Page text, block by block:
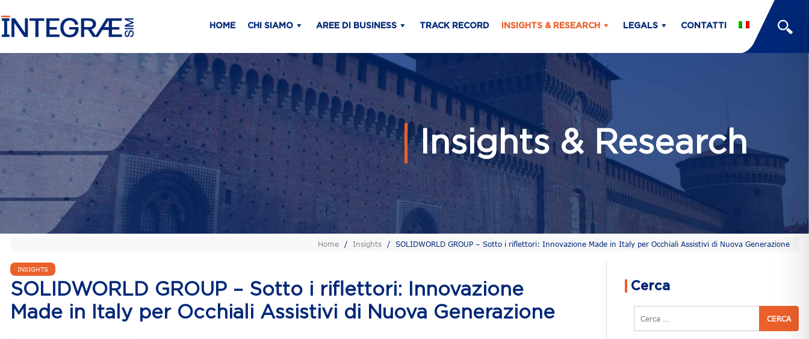
HOME CHI SIAMO AREE DI BUSINESS TRACK RECORD INSIGHTS & RESEARCH LEGALS CONTATTI
Insights & Research
Home / Insights / SOLIDWORLD GROUP – Sotto i riflettori: Innovazione Made in Italy per Occhiali Assistivi di Nuova Generazione
INSIGHTS
SOLIDWORLD GROUP – Sotto i riflettori: Innovazione
Made in Italy per Occhiali Assistivi di Nuova Generazione
Cerca
Cerca